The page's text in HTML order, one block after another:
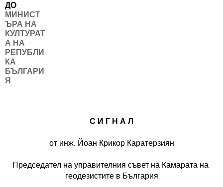
ДО
МИНИСТ
ЪРА НА
КУЛТУРАТ
А НА
РЕПУБЛИ
КА
БЪЛГАРИ
Я
С И Г Н А Л
от инж. Йоан Крикор Каратерзиян
Председател на управителния съвет на Камарата на
геодезистите в България